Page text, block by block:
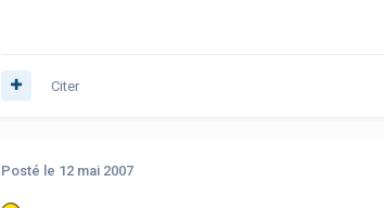
Citer
Posté le 12 mai 2007